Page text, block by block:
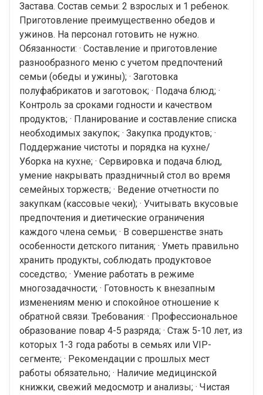
Застава. Состав семьи: 2 взрослых и 1 ребенок.
Приготовление преимущественно обедов и
ужинов. На персонал готовить не нужно.
Обязанности: · Составление и приготовление
разнообразного меню с учетом предпочтений
семьи (обеды и ужины); · Заготовка
полуфабрикатов и заготовок; · Подача блюд; ·
Контроль за сроками годности и качеством
продуктов; · Планирование и составление списка
необходимых закупок; · Закупка продуктов; ·
Поддержание чистоты и порядка на кухне/
Уборка на кухне; · Сервировка и подача блюд,
умение накрывать праздничный стол во время
семейных торжеств; · Ведение отчетности по
закупкам (кассовые чеки); · Учитывать вкусовые
предпочтения и диетические ограничения
каждого члена семьи; · В совершенстве знать
особенности детского питания; · Уметь правильно
хранить продукты, соблюдать продуктовое
соседство; · Умение работать в режиме
многозадачности; · Готовность к внезапным
изменениям меню и спокойное отношение к
обратной связи. Требования: · Профессиональное
образование повар 4-5 разряда; · Стаж 5-10 лет, из
которых 1-3 года работы в семьях или VIP-
сегменте; · Рекомендации с прошлых мест
работы обязательно; · Наличие медицинской
книжки, свежий медосмотр и анализы; · Чистая